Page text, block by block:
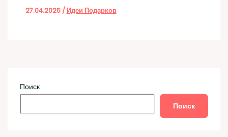
27.04.2025 / Идеи Подарков
Поиск
Поиск